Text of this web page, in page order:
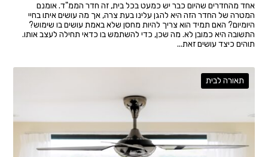
אחד מהחדרים שהיום כבר יש כמעט בכל בית, זה חדר הממ"ד. אומנם
המטרה של החדר הזה היא להגן עלינו בעת צרה, אך מה עושים איתו בחיי
היומיום? האם תמיד הוא צריך להיות מחסן שלא באמת עושים בו שימוש?
התשובה היא כמובן לא. מה שכן, כדי להשתמש בו כדאי תחילה לעצב אותו.
תוהים כיצד עושים זאת...
תאורה לבית